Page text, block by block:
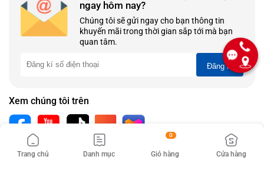
ngay hôm nay?
Chúng tôi sẽ gửi ngay cho bạn thông tin
khuyến mãi trong thời gian sắp tới mà bạn
quan tâm.
Đăng kí
Xem chúng tôi trên
Chấp nhận thanh toán
Trang chủ Danh mục
0
Giỏ hàng Cửa hàng